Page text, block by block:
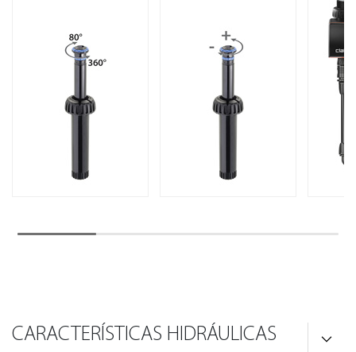
CARACTERÍSTICAS HIDRÁULICAS